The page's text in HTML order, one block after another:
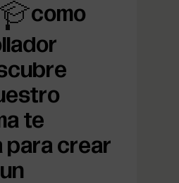
como
te
para crear
un